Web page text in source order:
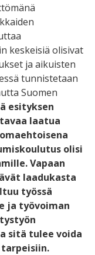
keskeisiä olisivat
ja aikuisten
tunnistetaan
Suomen
esityksen
laatua
olisi
Vapaan
laadukasta
työssä
ja työvoiman
sitä tulee voida